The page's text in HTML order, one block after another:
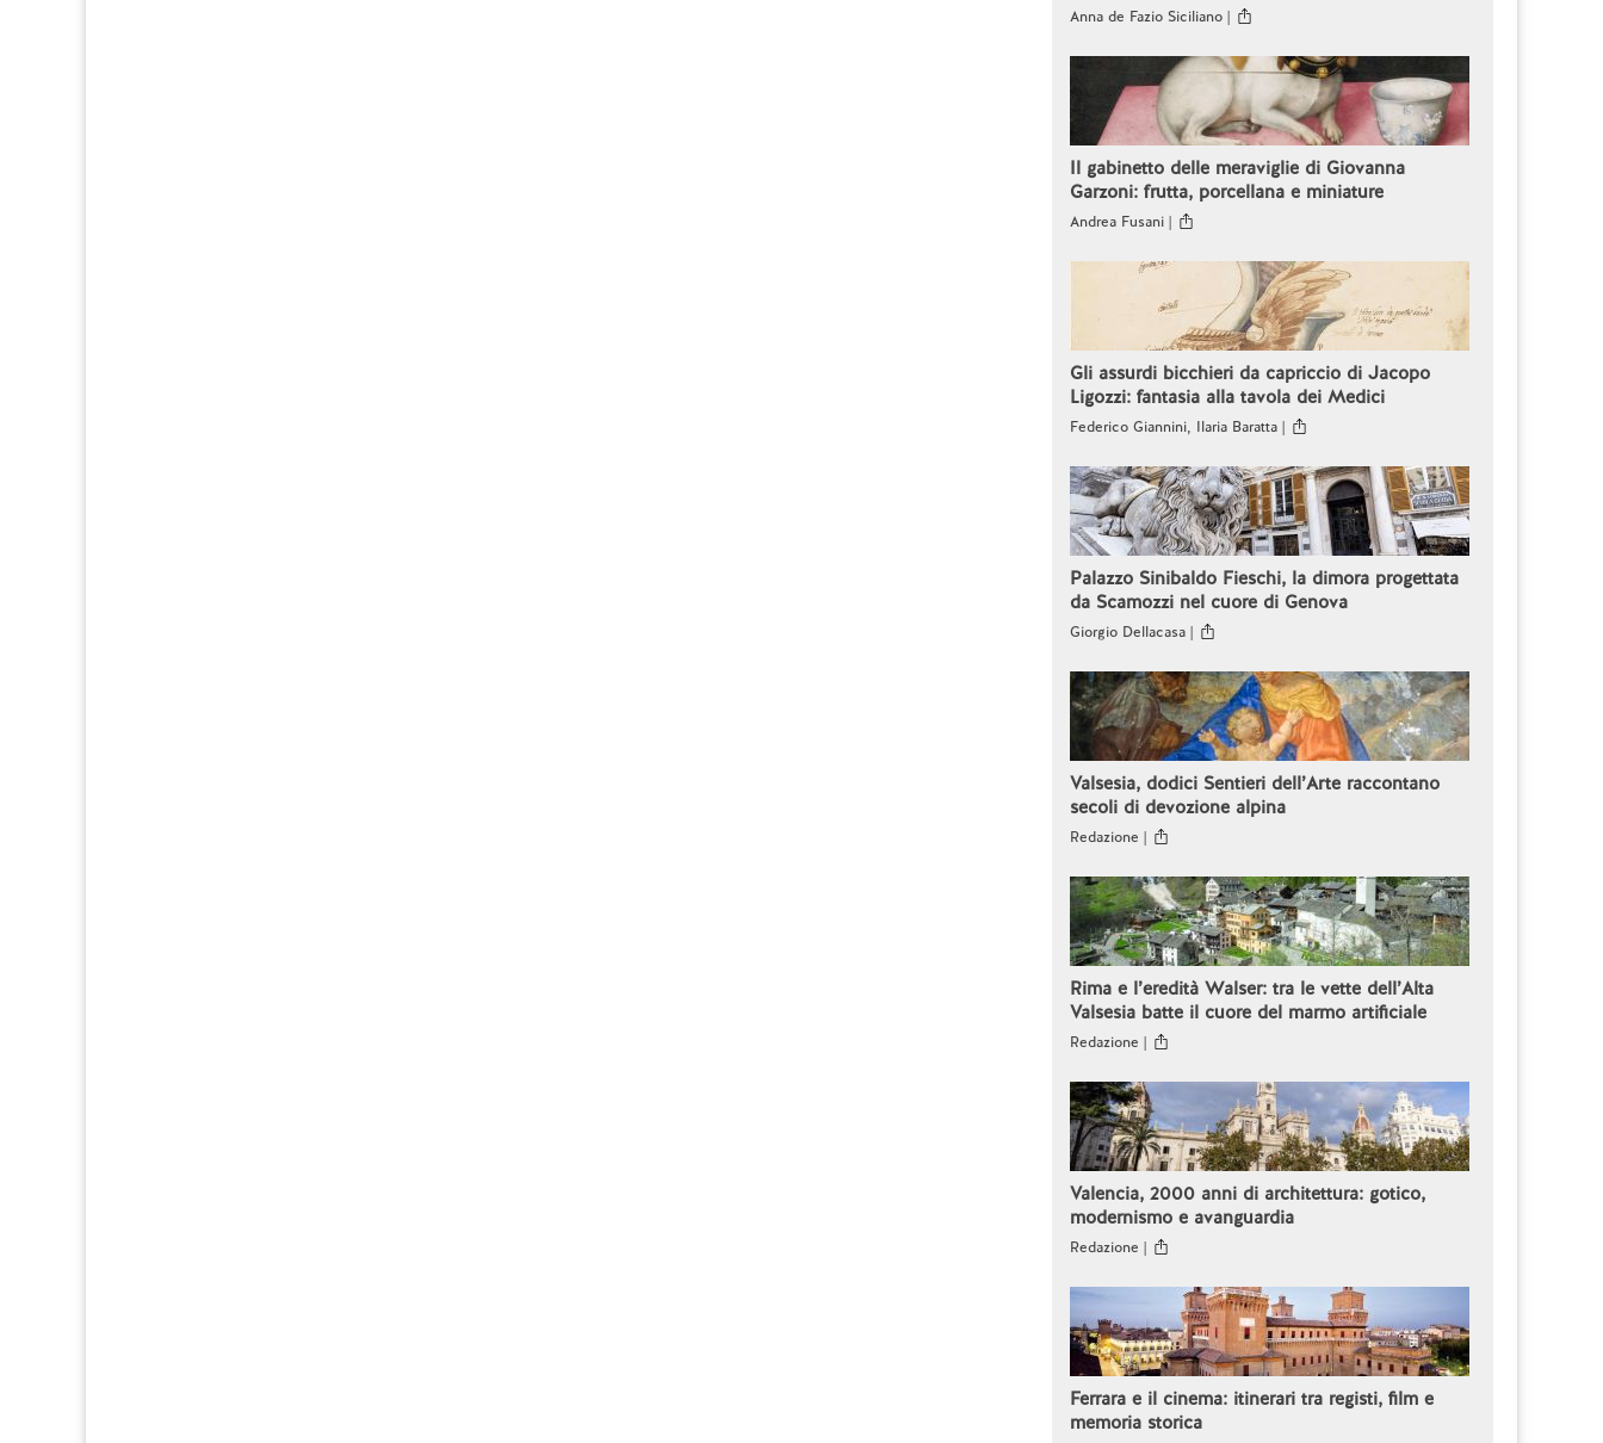
Anna de Fazio Siciliano |
Il gabinetto delle meraviglie di Giovanna
Garzoni: frutta, porcellana e miniature
Andrea Fusani |
Gli assurdi bicchieri da capriccio di Jacopo
Ligozzi: fantasia alla tavola dei Medici
Federico Giannini, Ilaria Baratta |
Palazzo Sinibaldo Fieschi, la dimora progettata
da Scamozzi nel cuore di Genova
Giorgio Dellacasa |
Valsesia, dodici Sentieri dell’Arte raccontano
secoli di devozione alpina
Redazione |
Rima e l’eredità Walser: tra le vette dell’Alta
Valsesia batte il cuore del marmo artificiale
Redazione |
Valencia, 2000 anni di architettura: gotico,
modernismo e avanguardia
Redazione |
Ferrara e il cinema: itinerari tra registi, film e
memoria storica